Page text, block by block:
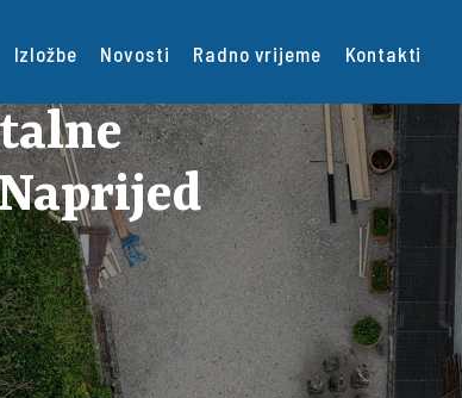
Izložbe Novosti Radno vrijeme Kontakti